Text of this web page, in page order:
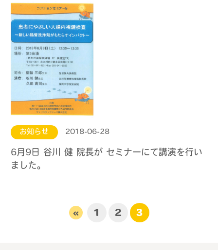
お知らせ 2018-06-28
6月9日 谷川 健 院長が セミナーにて講演を行い
ました。
« 1 2 3